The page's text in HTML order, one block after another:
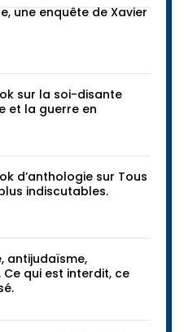
une enquête de Xavier
sur la soi-disante
et la guerre en
d’anthologie sur Tous
indiscutables.
antijudaïsme,
qui est interdit, ce